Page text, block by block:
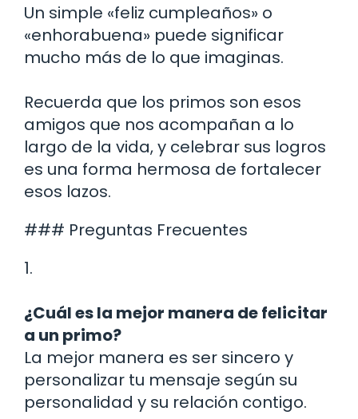
Un simple «feliz cumpleaños» o
«enhorabuena» puede significar
mucho más de lo que imaginas.
Recuerda que los primos son esos
amigos que nos acompañan a lo
largo de la vida, y celebrar sus logros
es una forma hermosa de fortalecer
esos lazos.
### Preguntas Frecuentes
1.
¿Cuál es la mejor manera de felicitar
a un primo?
La mejor manera es ser sincero y
personalizar tu mensaje según su
personalidad y su relación contigo.